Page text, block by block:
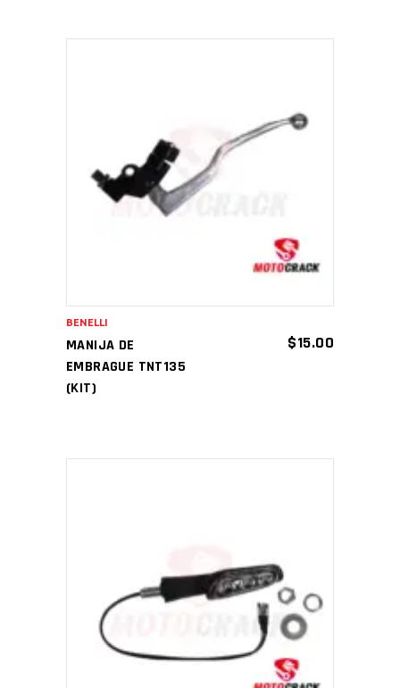
AÑADIR AL CARRITO
MANIJA DE
EMBRAGUE TNT135
(KIT)
$15.00
BENELLI
AÑADIR AL CARRITO